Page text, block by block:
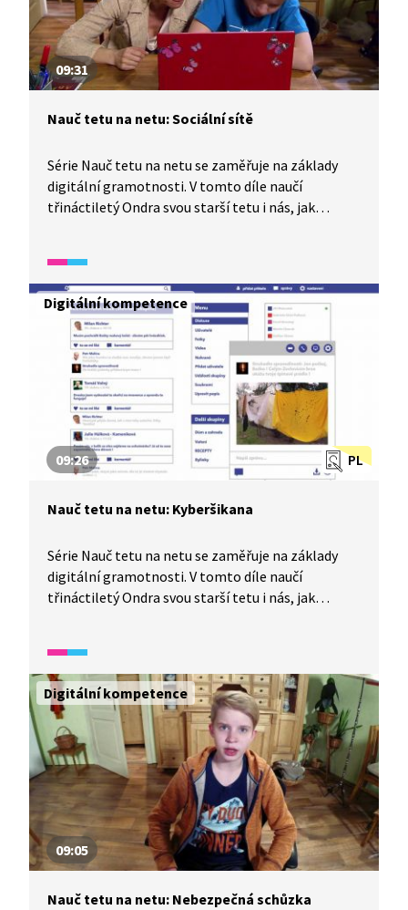
09:31
Nauč tetu na netu: Sociální sítě
Série Nauč tetu na netu se zaměřuje na základy
digitální gramotnosti. V tomto díle naučí
třináctiletý Ondra svou starší tetu i nás, jak
Digitální kompetence
PL
09:26
Nauč tetu na netu: Kyberšikana
Série Nauč tetu na netu se zaměřuje na základy
digitální gramotnosti. V tomto díle naučí
třináctiletý Ondra svou starší tetu i nás, jak
Digitální kompetence
09:05
Nauč tetu na netu: Nebezpečná schůzka